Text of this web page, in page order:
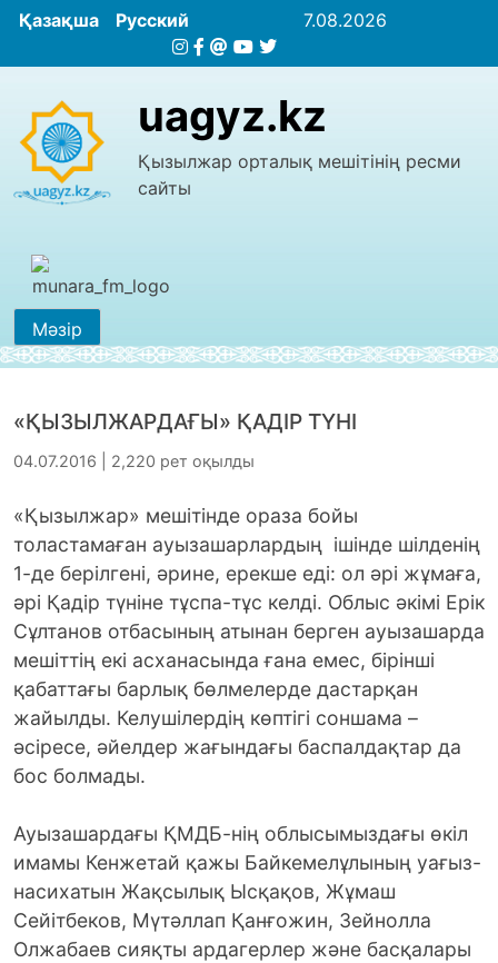
Қазақша Русский 7.08.2026
uagyz.kz
Қызылжар орталық мешітінің ресми
сайты
Мәзір
«ҚЫЗЫЛЖАРДАҒЫ» ҚАДІР ТҮНІ
04.07.2016 | 2,220 рет оқылды
«Қызылжар» мешітінде ораза бойы
толастамаған ауызашарлардың ішінде шілденің
1-де берілгені, әрине, ерекше еді: ол әрі жұмаға,
әрі Қадір түніне тұспа-тұс келді. Облыс әкімі Ерік
Сұлтанов отбасының атынан берген ауызашарда
мешіттің екі асханасында ғана емес, бірінші
қабаттағы барлық бөлмелерде дастарқан
жайылды. Келушілердің көптігі соншама –
әсіресе, әйелдер жағындағы баспалдақтар да
бос болмады.
Ауызашардағы ҚМДБ-нің облысымыздағы өкіл
имамы Кенжетай қажы Байкемелұлының уағыз-
насихатын Жақсылық Ысқақов, Жұмаш
Сейітбеков, Мүтәллап Қанғожин, Зейнолла
Олжабаев сияқты ардагерлер және басқалары